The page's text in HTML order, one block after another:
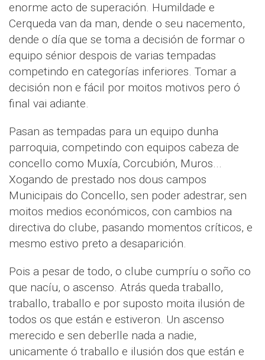
enorme acto de superación. Humildade e
Cerqueda van da man, dende o seu nacemento,
dende o día que se toma a decisión de formar o
equipo sénior despois de varias tempadas
competindo en categorías inferiores. Tomar a
decisión non e fácil por moitos motivos pero ó
final vai adiante.
Pasan as tempadas para un equipo dunha
parroquia, competindo con equipos cabeza de
concello como Muxía, Corcubión, Muros...
Xogando de prestado nos dous campos
Municipais do Concello, sen poder adestrar, sen
moitos medios económicos, con cambios na
directiva do clube, pasando momentos críticos, e
mesmo estivo preto a desaparición.
Pois a pesar de todo, o clube cumpríu o soño co
que nacíu, o ascenso. Atrás queda traballo,
traballo, traballo e por suposto moita ilusión de
todos os que están e estiveron. Un ascenso
merecido e sen deberlle nada a nadie,
unicamente ó traballo e ilusión dos que están e